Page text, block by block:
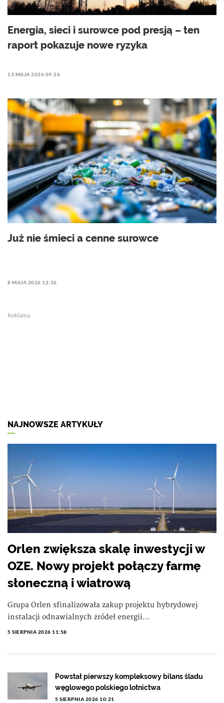
Energia, sieci i surowce pod presją – ten
raport pokazuje nowe ryzyka
13 MAJA 2026 09:26
Już nie śmieci a cenne surowce
8 MAJA 2026 12:26
Reklama
NAJNOWSZE ARTYKUŁY
Orlen zwiększa skalę inwestycji w
OZE. Nowy projekt połączy farmę
słoneczną i wiatrową
Grupa Orlen sfinalizowała zakup projektu hybrydowej
instalacji odnawialnych źródeł energii...
5 SIERPNIA 2026 11:58
Powstał pierwszy kompleksowy bilans śladu
węglowego polskiego lotnictwa
5 SIERPNIA 2026 10:21